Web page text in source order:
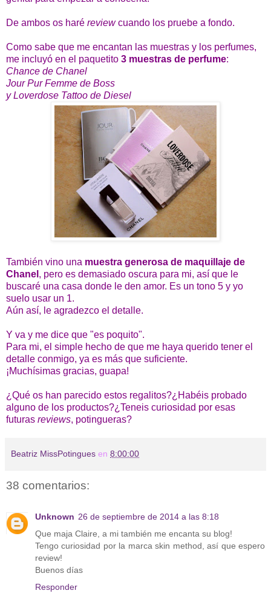
De ambos os haré reviewcuando los pruebe a fondo.
Como sabe que me encantan las muestras y los perfumes,
me incluyó en el paquetito 3 muestras de perfume:
Chance de Chanel
Jour Pur Femme de Boss
y Loverdose Tattoo de Diesel
También vino una muestra generosa de maquillaje de
Chanel , pero es demasiado oscura para mi, así que le
buscaré una casa donde le den amor. Es un tono 5 y yo
suelo usar un 1.
Aún así, le agradezco el detalle.
Y va y me dice que "es poquito".
Para mi, el simple hecho de que me haya querido tener el
detalle conmigo, ya es más que suficiente.
¡Muchísimas gracias, guapa!
¿Qué os han parecido estos regalitos?¿Habéis probado
alguno de los productos?¿Teneis curiosidad por esas
futuras reviews, potingueras?
Beatriz MissPotingues en 8:00:00
38 comentarios:
Unknown 26 de septiembre de 2014 a las 8:18
Que maja Claire, a mi también me encanta su blog!
Tengo curiosidad por la marca skin method, así que espero
review!
Buenos días
Responder